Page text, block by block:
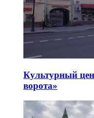
Культурный
ворота»